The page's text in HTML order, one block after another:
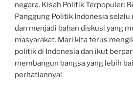
negara. Kisah Politik Terpopuler:
Panggung Politik Indonesia
dan menjadi bahan diskusi yang
masyarakat. Mari kita terus
politik di Indonesia dan ikut
membangun bangsa yang lebih
perhatiannya!